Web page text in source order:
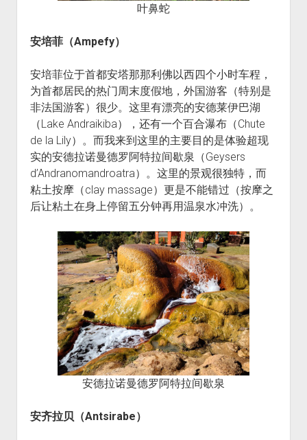
叶鼻蛇
安培菲（Ampefy）
安培菲位于首都安塔那那利佛以西四个小时车程，
为首都居民的热门周末度假地，外国游客（特别是
非法国游客）很少。这里有漂亮的安德莱伊巴湖
（Lake Andraikiba），还有一个百合瀑布（Chute
de la Lily）。而我来到这里的主要目的是体验超现
实的安德拉诺曼德罗阿特拉间歇泉（Geysers
d’Andranomandroatra）。这里的景观很独特，而
粘土按摩（clay massage）更是不能错过（按摩之
后让粘土在身上停留五分钟再用温泉水冲洗）。
安德拉诺曼德罗阿特拉间歇泉
安齐拉贝（Antsirabe）